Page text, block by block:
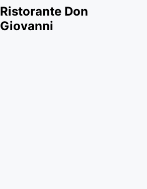
Ristorante Don
Giovanni